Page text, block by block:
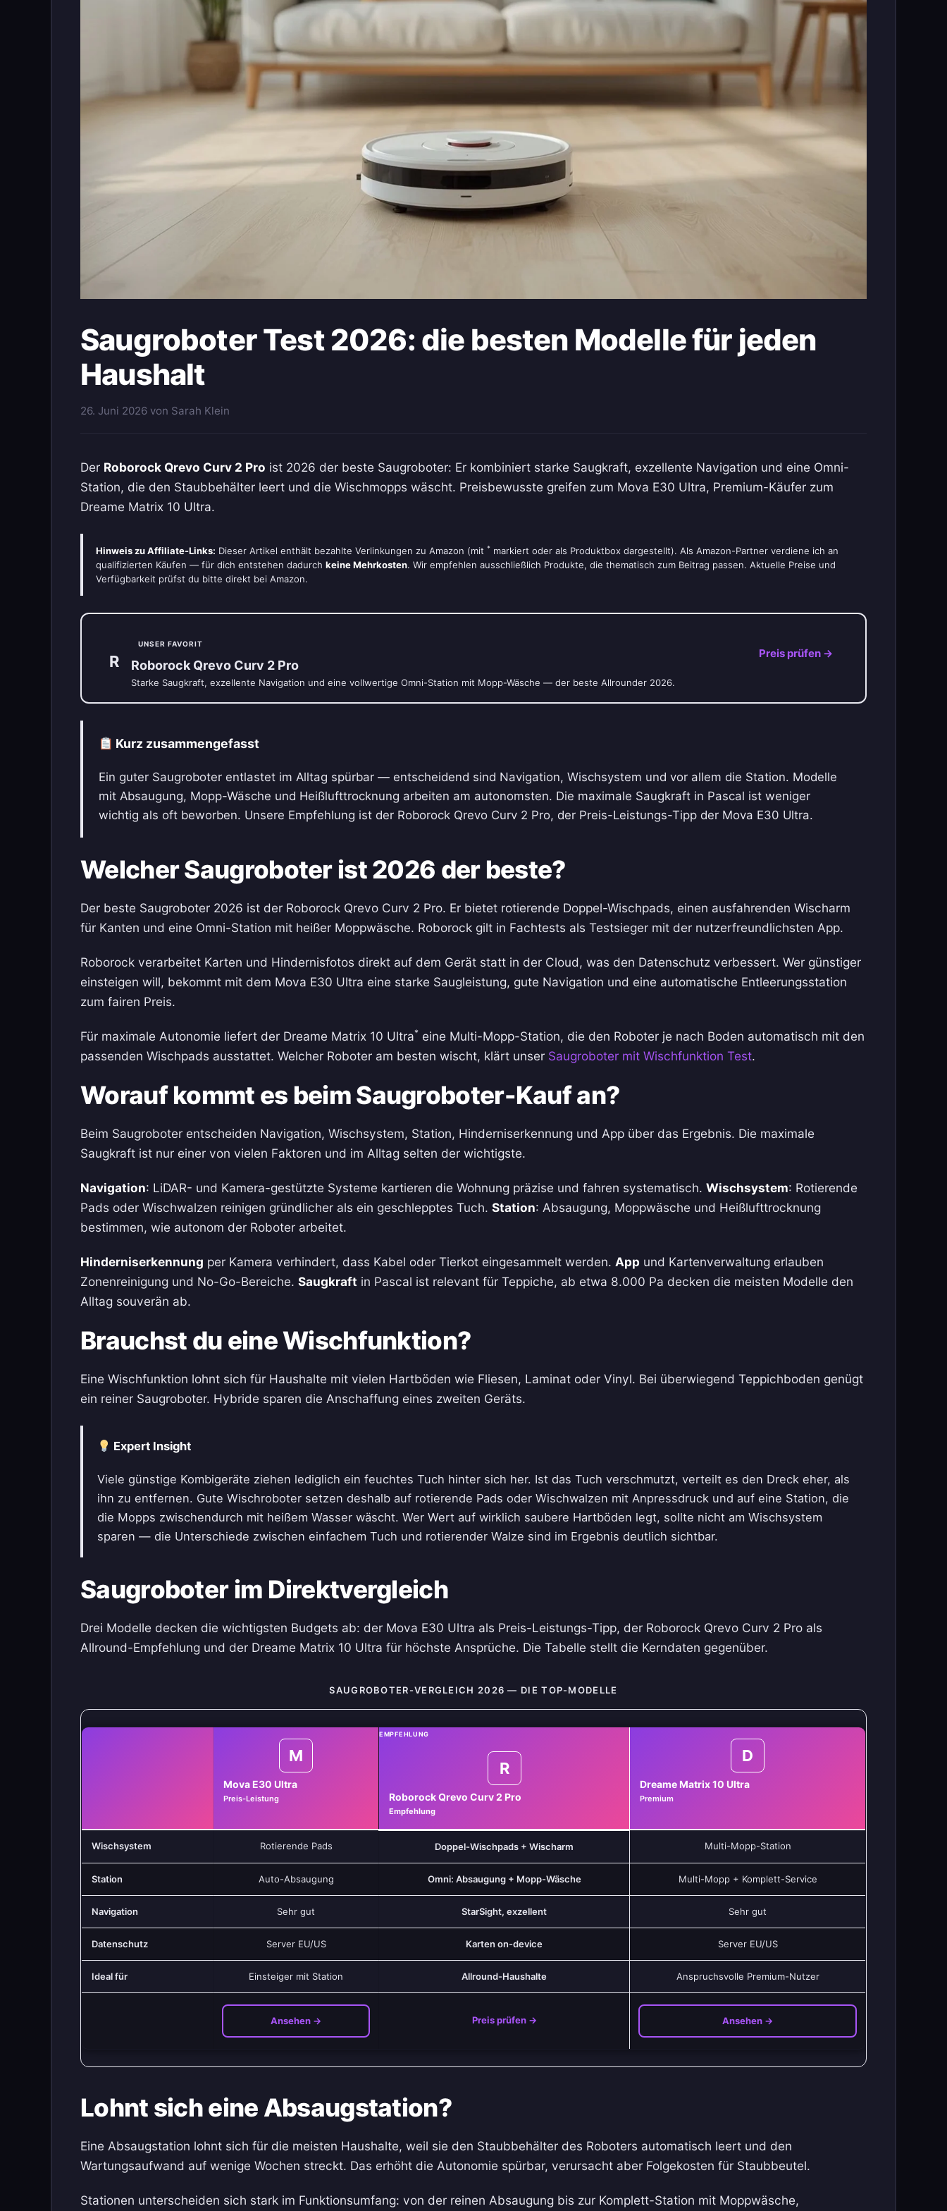
Saugroboter Test 2026: die besten Modelle für jeden
Haushalt
26. Juni 2026 von Sarah Klein
Der Roborock Qrevo Curv 2 Pro ist 2026 der beste Saugroboter: Er kombiniert starke Saugkraft, exzellente Navigation und eine Omni-
Station, die den Staubbehälter leert und die Wischmopps wäscht. Preisbewusste greifen zum Mova E30 Ultra, Premium-Käufer zum
Dreame Matrix 10 Ultra.
Hinweis zu Affiliate-Links: Dieser Artikel enthält bezahlte Verlinkungen zu Amazon (mit * markiert oder als Produktbox dargestellt). Als Amazon-Partner verdiene ich an
qualifizierten Käufen — für dich entstehen dadurch keine Mehrkosten. Wir empfehlen ausschließlich Produkte, die thematisch zum Beitrag passen. Aktuelle Preise und
Verfügbarkeit prüfst du bitte direkt bei Amazon.
R
UNSER FAVORIT
Roborock Qrevo Curv 2 Pro
Starke Saugkraft, exzellente Navigation und eine vollwertige Omni-Station mit Mopp-Wäsche — der beste Allrounder 2026.
Preis prüfen →
Kurz zusammengefasst
Ein guter Saugroboter entlastet im Alltag spürbar — entscheidend sind Navigation, Wischsystem und vor allem die Station. Modelle
mit Absaugung, Mopp-Wäsche und Heißlufttrocknung arbeiten am autonomsten. Die maximale Saugkraft in Pascal ist weniger
wichtig als oft beworben. Unsere Empfehlung ist der Roborock Qrevo Curv 2 Pro, der Preis-Leistungs-Tipp der Mova E30 Ultra.
Welcher Saugroboter ist 2026 der beste?
Der beste Saugroboter 2026 ist der Roborock Qrevo Curv 2 Pro. Er bietet rotierende Doppel-Wischpads, einen ausfahrenden Wischarm
für Kanten und eine Omni-Station mit heißer Moppwäsche. Roborock gilt in Fachtests als Testsieger mit der nutzerfreundlichsten App.
Roborock verarbeitet Karten und Hindernisfotos direkt auf dem Gerät statt in der Cloud, was den Datenschutz verbessert. Wer günstiger
einsteigen will, bekommt mit dem Mova E30 Ultra eine starke Saugleistung, gute Navigation und eine automatische Entleerungsstation
zum fairen Preis.
Für maximale Autonomie liefert der Dreame Matrix 10 Ultra* eine Multi-Mopp-Station, die den Roboter je nach Boden automatisch mit den
passenden Wischpads ausstattet. Welcher Roboter am besten wischt, klärt unser Saugroboter mit Wischfunktion Test.
Worauf kommt es beim Saugroboter-Kauf an?
Beim Saugroboter entscheiden Navigation, Wischsystem, Station, Hinderniserkennung und App über das Ergebnis. Die maximale
Saugkraft ist nur einer von vielen Faktoren und im Alltag selten der wichtigste.
Navigation: LiDAR- und Kamera-gestützte Systeme kartieren die Wohnung präzise und fahren systematisch. Wischsystem: Rotierende
Pads oder Wischwalzen reinigen gründlicher als ein geschlepptes Tuch. Station: Absaugung, Moppwäsche und Heißlufttrocknung
bestimmen, wie autonom der Roboter arbeitet.
Hinderniserkennung per Kamera verhindert, dass Kabel oder Tierkot eingesammelt werden. App und Kartenverwaltung erlauben
Zonenreinigung und No-Go-Bereiche. Saugkraft in Pascal ist relevant für Teppiche, ab etwa 8.000 Pa decken die meisten Modelle den
Alltag souverän ab.
Brauchst du eine Wischfunktion?
Eine Wischfunktion lohnt sich für Haushalte mit vielen Hartböden wie Fliesen, Laminat oder Vinyl. Bei überwiegend Teppichboden genügt
ein reiner Saugroboter. Hybride sparen die Anschaffung eines zweiten Geräts.
Expert Insight
Viele günstige Kombigeräte ziehen lediglich ein feuchtes Tuch hinter sich her. Ist das Tuch verschmutzt, verteilt es den Dreck eher, als
ihn zu entfernen. Gute Wischroboter setzen deshalb auf rotierende Pads oder Wischwalzen mit Anpressdruck und auf eine Station, die
die Mopps zwischendurch mit heißem Wasser wäscht. Wer Wert auf wirklich saubere Hartböden legt, sollte nicht am Wischsystem
sparen — die Unterschiede zwischen einfachem Tuch und rotierender Walze sind im Ergebnis deutlich sichtbar.
Saugroboter im Direktvergleich
Drei Modelle decken die wichtigsten Budgets ab: der Mova E30 Ultra als Preis-Leistungs-Tipp, der Roborock Qrevo Curv 2 Pro als
Allround-Empfehlung und der Dreame Matrix 10 Ultra für höchste Ansprüche. Die Tabelle stellt die Kerndaten gegenüber.
SAUGROBOTER-VERGLEICH 2026 — DIE TOP-MODELLE
M
Mova E30 Ultra
Preis-Leistung
EMPFEHLUNG
R
Roborock Qrevo Curv 2 Pro
Empfehlung
D
Dreame Matrix 10 Ultra
Premium
Wischsystem Rotierende Pads Doppel-Wischpads + Wischarm Multi-Mopp-Station
Station Auto-Absaugung Omni: Absaugung + Mopp-Wäsche Multi-Mopp + Komplett-Service
Navigation Sehr gut StarSight, exzellent Sehr gut
Datenschutz Server EU/US Karten on-device Server EU/US
Ideal für Einsteiger mit Station Allround-Haushalte Anspruchsvolle Premium-Nutzer
Ansehen → Preis prüfen → Ansehen →
Lohnt sich eine Absaugstation?
Eine Absaugstation lohnt sich für die meisten Haushalte, weil sie den Staubbehälter des Roboters automatisch leert und den
Wartungsaufwand auf wenige Wochen streckt. Das erhöht die Autonomie spürbar, verursacht aber Folgekosten für Staubbeutel.
Stationen unterscheiden sich stark im Funktionsumfang: von der reinen Absaugung bis zur Komplett-Station mit Moppwäsche,